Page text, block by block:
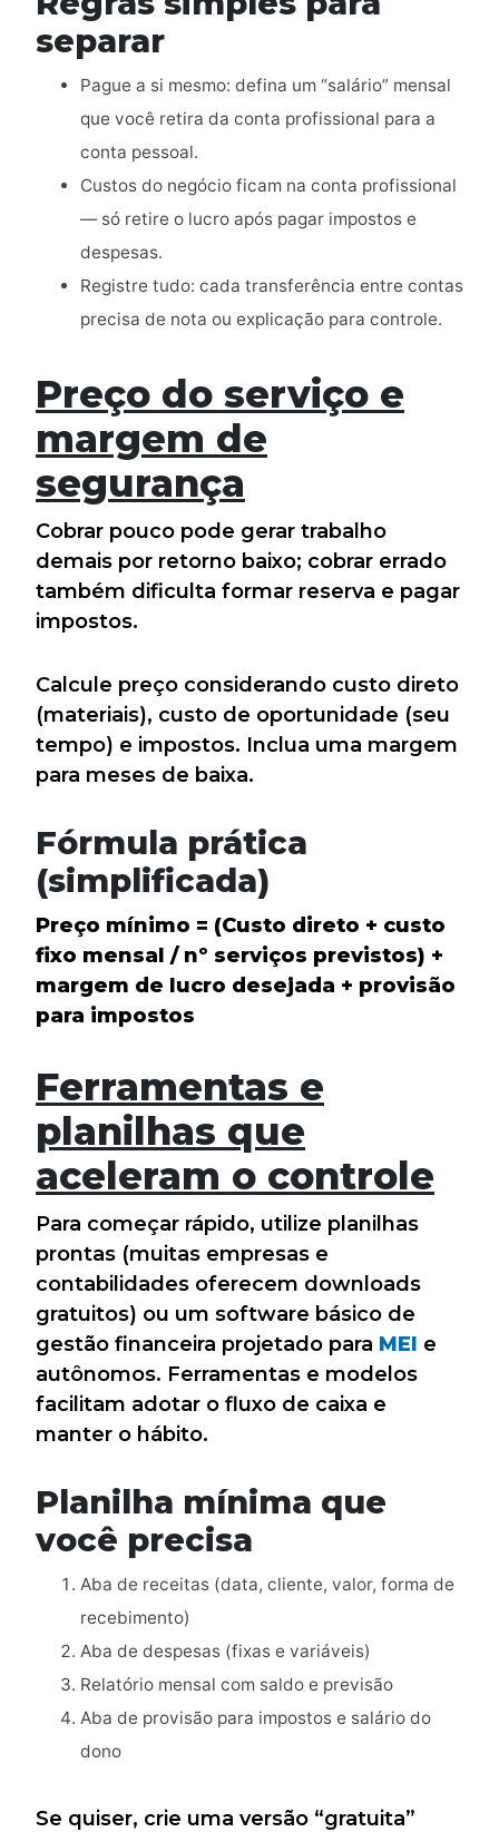
separar
Pague a si mesmo: defina um “salário” mensal
que você retira da conta profissional para a
conta pessoal.
Custos do negócio ficam na conta profissional
— só retire o lucro após pagar impostos e
despesas.
Registre tudo: cada transferência entre contas
precisa de nota ou explicação para controle.
Preço do serviço e
margem de
segurança
Cobrar pouco pode gerar trabalho
demais por retorno baixo; cobrar errado
também dificulta formar reserva e pagar
impostos.
Calcule preço considerando custo direto
(materiais), custo de oportunidade (seu
tempo) e impostos. Inclua uma margem
para meses de baixa.
Fórmula prática
(simplificada)
Preço mínimo = (Custo direto + custo
fixo mensal / nº serviços previstos) +
margem de lucro desejada + provisão
para impostos
Ferramentas e
planilhas que
aceleram o controle
Para começar rápido, utilize planilhas
prontas (muitas empresas e
contabilidades oferecem downloads
gratuitos) ou um software básico de
gestão financeira projetado para MEI e
autônomos. Ferramentas e modelos
facilitam adotar o fluxo de caixa e
manter o hábito.
Planilha mínima que
você precisa
Aba de receitas (data, cliente, valor, forma de
recebimento)
Aba de despesas (fixas e variáveis)
Relatório mensal com saldo e previsão
Aba de provisão para impostos e salário do
dono
Se quiser, crie uma versão “gratuita”